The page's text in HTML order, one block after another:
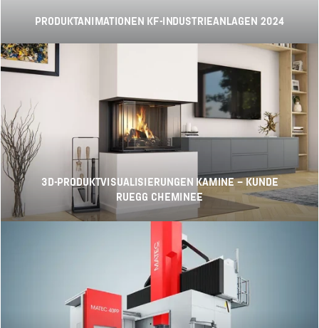
PRODUKTANIMATIONEN KF-INDUSTRIEANLAGEN 2024
3D-PRODUKTVISUALISIERUNGEN KAMINE – KUNDE
RUEGG CHEMINEE